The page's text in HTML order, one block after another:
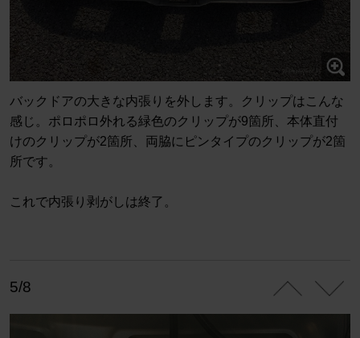
バックドアの大きな内張りを外します。クリップはこんな
感じ。ポロポロ外れる緑色のクリップが9箇所、本体直付
けのクリップが2箇所、両脇にピンタイプのクリップが2箇
所です。
これで内張り剥がしは終了。
5/8